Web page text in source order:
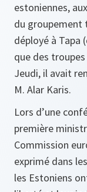
estoniennes,
du groupement
déployé à Tapa
que des
Jeudi, il avait
M. Alar Karis.
Lors d’une
première
Commission
exprimé dans
les Estoniens